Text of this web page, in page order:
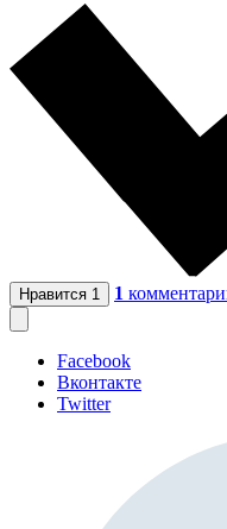
Нравится 1 1
Facebook
Вконтакте
Twitter